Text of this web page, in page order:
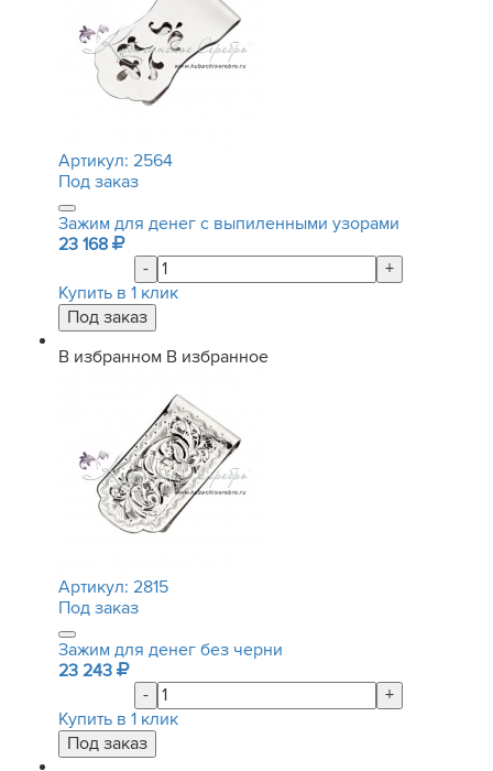
Артикул: 2564
Под заказ
Зажим для денег с выпиленными узорами
23 168
-
+
Купить в 1 клик
В избранном В избранное
Артикул: 2815
Под заказ
Зажим для денег без черни
23 243
-
+
Купить в 1 клик